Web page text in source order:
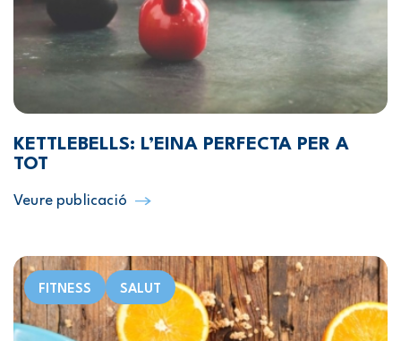
KETTLEBELLS: L’EINA PERFECTA PER A
TOT
Veure publicació
FITNESS SALUT